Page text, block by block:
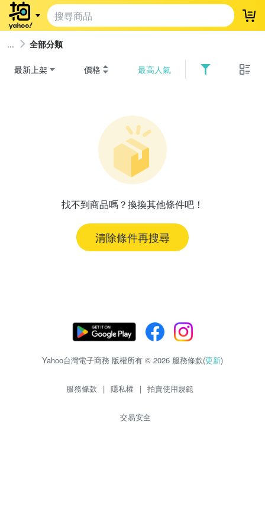
登
全部分類
最新上架 價格 最高人氣
找不到商品嗎？換換其他條件吧！
清除條件再搜尋
Yahoo台灣電子商務 版權所有 © 2026 服務條款(更新)
服務條款 | 隱私權 | 拍賣使用規範
交易安全